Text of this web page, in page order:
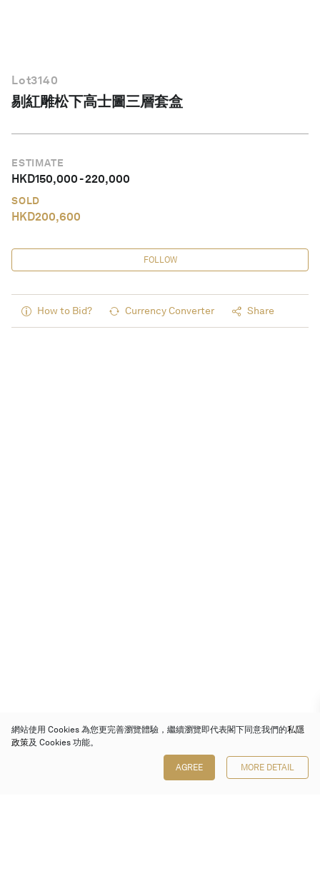
Lot3140
剔紅雕松下高士圖三層套盒
ESTIMATE
HKD150,000-220,000
SOLD
HKD200,600
FOLLOW
How to Bid? Currency Converter Share
網站使用 Cookies 為您更完善瀏覽體驗，繼續瀏覽即代表閣下同意我們的私隱
政策及 Cookies 功能。
AGREE MORE DETAIL